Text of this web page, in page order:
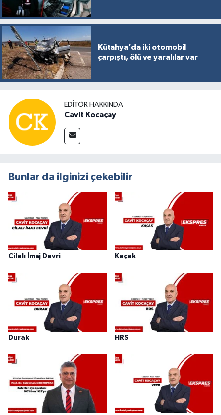
Kütahya’da iki otomobil
çarpıştı, ölü ve yaralılar var
EDITÖR HAKKINDA
Cavit Kocaçay
Bunlar da ilginizi çekebilir
Cilalı İmaj Devri Kaçak
Durak HRS